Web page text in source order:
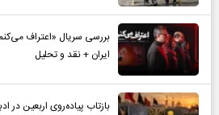
بررسی سریال «اعتراف
ایران + نقد و تحلیل
بازتاب پیاده‌روی اربعین در